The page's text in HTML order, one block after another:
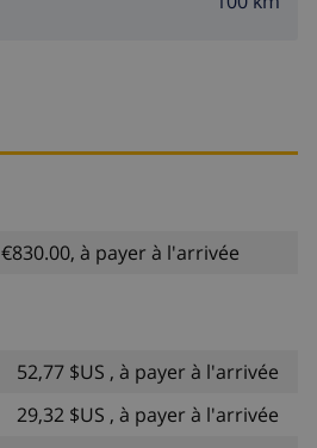
€830.00, à payer à l'arrivée
52,77 $US , à payer à l'arrivée
29,32 $US , à payer à l'arrivée